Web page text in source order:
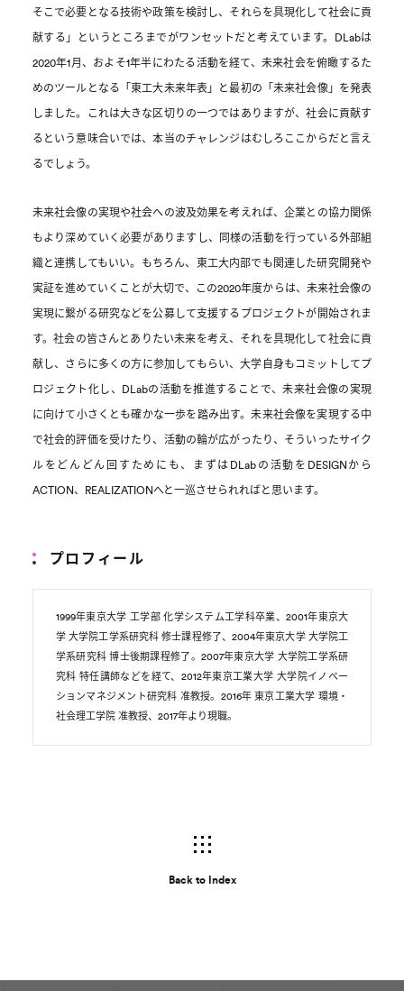
そこで必要となる技術や政策を検討し、それらを具現化して社会に貢
献する」というところまでがワンセットだと考えています。DLabは
2020年1月、およそ1年半にわたる活動を経て、未来社会を俯瞰するた
めのツールとなる「東工大未来年表」と最初の「未来社会像」を発表
しました。これは大きな区切りの一つではありますが、社会に貢献す
るという意味合いでは、本当のチャレンジはむしろここからだと言え
るでしょう。
未来社会像の実現や社会への波及効果を考えれば、企業との協力関係
もより深めていく必要がありますし、同様の活動を行っている外部組
織と連携してもいい。もちろん、東工大内部でも関連した研究開発や
実証を進めていくことが大切で、この2020年度からは、未来社会像の
実現に繋がる研究などを公募して支援するプロジェクトが開始されま
す。社会の皆さんとありたい未来を考え、それを具現化して社会に貢
献し、さらに多くの方に参加してもらい、大学自身もコミットしてプ
ロジェクト化し、DLabの活動を推進することで、未来社会像の実現
に向けて小さくとも確かな一歩を踏み出す。未来社会像を実現する中
で社会的評価を受けたり、活動の輪が広がったり、そういったサイク
ルをどんどん回すためにも、まずはDLabの活動をDESIGNから
ACTION、REALIZATIONへと一巡させられればと思います。
プロフィール
1999年東京大学 工学部 化学システム工学科卒業、2001年東京大
学 大学院工学系研究科 修士課程修了、2004年東京大学 大学院工
学系研究科 博士後期課程修了。2007年東京大学 大学院工学系研
究科 特任講師などを経て、2012年東京工業大学 大学院イノベー
ションマネジメント研究科 准教授。2016年 東京工業大学 環境・
社会理工学院 准教授、2017年より現職。
Back to Index